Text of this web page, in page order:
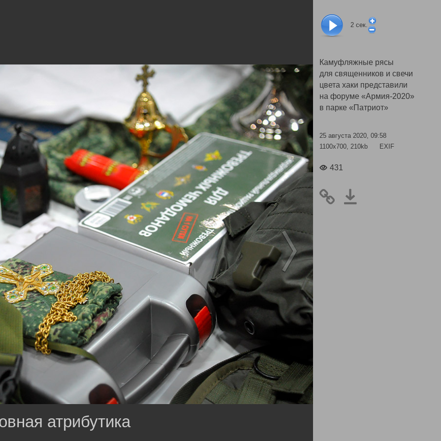
2 сек.
Камуфляжные рясы
для священников и свечи
цвета хаки представили
на форуме «Армия-2020»
в парке «Патриот»
25 августа 2020, 09:58
1100x700, 210kb
EXIF
431
атрибутика